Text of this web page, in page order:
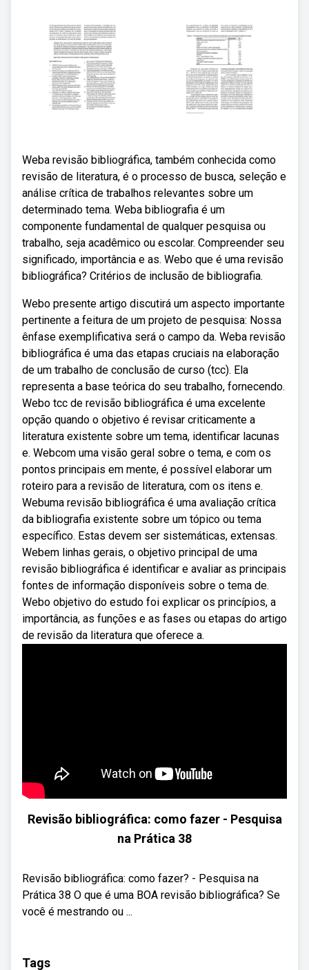
Weba revisão bibliográfica, também conhecida como
revisão de literatura, é o processo de busca, seleção e
análise crítica de trabalhos relevantes sobre um
determinado tema. Weba bibliografia é um
componente fundamental de qualquer pesquisa ou
trabalho, seja acadêmico ou escolar. Compreender seu
significado, importância e as. Webo que é uma revisão
bibliográfica? Critérios de inclusão de bibliografia.
Webo presente artigo discutirá um aspecto importante
pertinente a feitura de um projeto de pesquisa: Nossa
ênfase exemplificativa será o campo da. Weba revisão
bibliográfica é uma das etapas cruciais na elaboração
de um trabalho de conclusão de curso (tcc). Ela
representa a base teórica do seu trabalho, fornecendo.
Webo tcc de revisão bibliográfica é uma excelente
opção quando o objetivo é revisar criticamente a
literatura existente sobre um tema, identificar lacunas
e. Webcom uma visão geral sobre o tema, e com os
pontos principais em mente, é possível elaborar um
roteiro para a revisão de literatura, com os itens e.
Webuma revisão bibliográfica é uma avaliação crítica
da bibliografia existente sobre um tópico ou tema
específico. Estas devem ser sistemáticas, extensas.
Webem linhas gerais, o objetivo principal de uma
revisão bibliográfica é identificar e avaliar as principais
fontes de informação disponíveis sobre o tema de.
Webo objetivo do estudo foi explicar os princípios, a
importância, as funções e as fases ou etapas do artigo
de revisão da literatura que oferece a.
Revisão bibliográfica: como fazer - Pesquisa
na Prática 38
Revisão bibliográfica: como fazer? - Pesquisa na
Prática 38 O que é uma BOA revisão bibliográfica? Se
você é mestrando ou ...
Tags